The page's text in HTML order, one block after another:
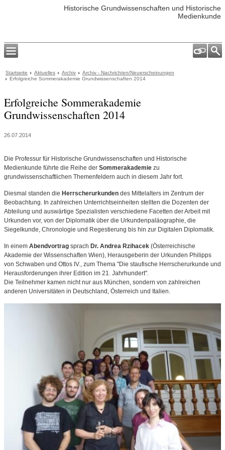
Historische Grundwissenschaften und Historische
Medienkunde
Startseite Aktuelles Archiv
Archiv - Nachrichten/Neuerscheinungen
Erfolgreiche Sommerakademie Grundwissenschaften 2014
Erfolgreiche Sommerakademie
Grundwissenschaften 2014
26.07.2014
Die Professur für Historische Grundwissenschaften und Historische
Medienkunde führte die Reihe der Sommerakademie zu
grundwissenschaftlichen Themenfeldern auch in diesem Jahr fort.
Diesmal standen die Herrscherurkunden des Mittelalters im Zentrum der
Beobachtung. In zahlreichen Unterrichtseinheiten stellten die Dozenten der
Abteilung und auswärtige Spezialisten verschiedene Facetten der Arbeit mit
Urkunden vor, von der Diplomatik über die Urkundenpaläographie, die
Siegelkunde, Chronologie und Regestierung bis hin zur Digitalen Diplomatik.
In einem Abendvortrag sprach Dr. Andrea Rzihacek (Österreichische
Akademie der Wissenschaften Wien), Herausgeberin der Urkunden Philipps
von Schwaben und Ottos IV., zum Thema "Die staufische Herrscherurkunde und
Herausforderungen ihrer Edition im 21. Jahrhundert".
Die Teilnehmer kamen nicht nur aus München, sondern von zahlreichen
anderen Universitäten in Deutschland, Österreich und Italien.